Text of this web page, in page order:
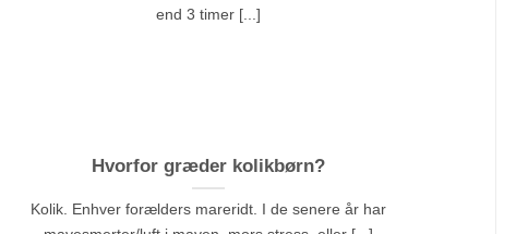
end 3 timer [...]
Hvorfor græder kolikbørn?
Kolik. Enhver forælders mareridt. I de senere år har